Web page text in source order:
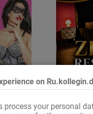
on
process your personal